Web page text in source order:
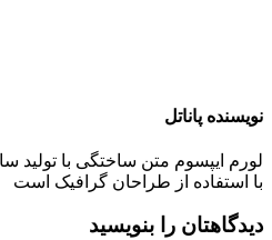
نویسنده پاناتل
لورم ایپسوم متن ساختگی با تولید
با استفاده از طراحان گرافیک است
دیدگاهتان را بنویسید